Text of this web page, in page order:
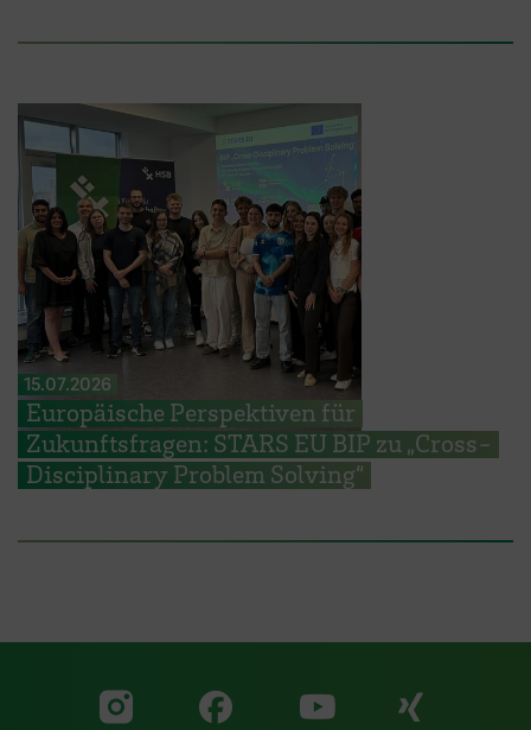
15.07.2026
Europäische Perspektiven für
Zukunftsfragen: STARS EU BIP zu „Cross-
Disciplinary Problem Solving“
Zu unserer Facebook
Zu